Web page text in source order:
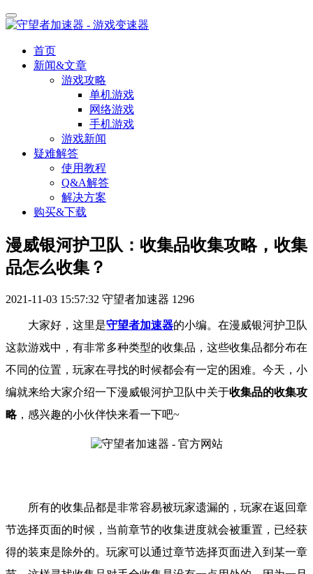
首页
新闻&文章
游戏攻略
单机游戏
网络游戏
手机游戏
游戏新闻
疑难解答
使用教程
Q&A解答
解决方案
购买&下载
漫威银河护卫队：收集品收集攻略，收集
品怎么收集？
2021-11-03 15:57:32 守望者加速器 1296
大家好，这里是守望者加速器的小编。 在漫威银河护卫队
这款游戏中，有非常多种类型的收集品，这些收集品都分布在
不同的位置，玩家在寻找的时候都会有一定的困难。 今天，小
编就来给大家介绍一下漫威银河护卫队中关于收集品的收集攻
略， 感兴趣的小伙伴快来看一下吧~
所有的收集品都是非常容易被玩家遗漏的，玩家在返回章
节选择页面的时候，当前章节的收集进度就会被重置，已经获
得的装束是除外的。玩家可以通过章节选择页面进入到某一章